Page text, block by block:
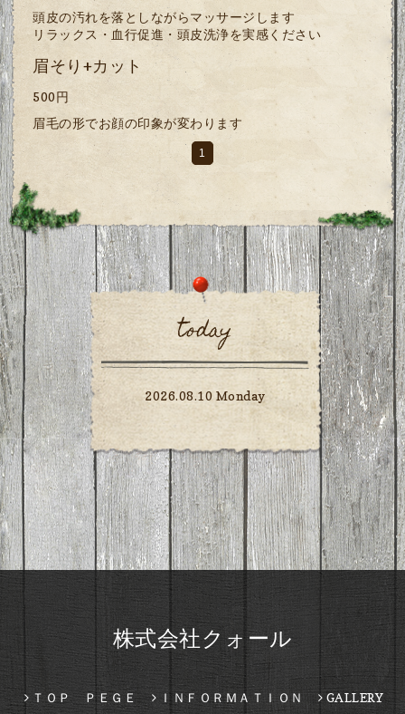
頭皮の汚れを落としながらマッサージします
リラックス・血行促進・頭皮洗浄を実感ください
眉そり+カット
500円
眉毛の形でお顔の印象が変わります
1
today
2026.08.10 Monday
株式会社クォール
ＴＯＰ ＰＥＧＥ ＩＮＦＯＲＭＡＴＩＯＮ GALLERY